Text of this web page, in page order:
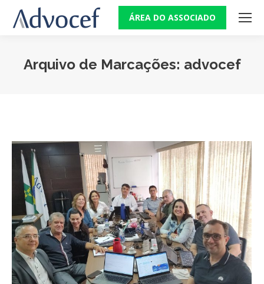
ÁREA DO ASSOCIADO
Arquivo de Marcações: advocef